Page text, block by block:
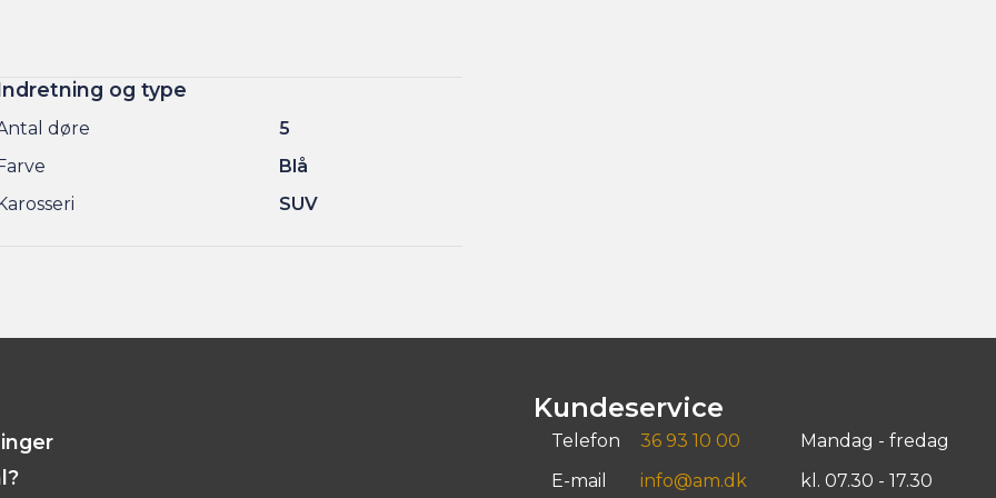
og type
døre
5
Blå
SUV
Kundeservice
Telefon
36 93 10 00
E-mail
info@am.dk
Mandag - fredag
kl. 07.30 - 17.30